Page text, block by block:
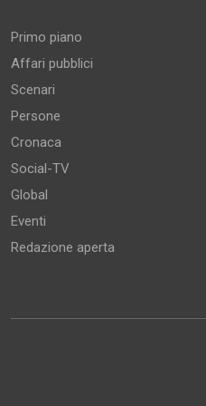
Primo piano
Affari pubblici
Scenari
Persone
Cronaca
Social-TV
Global
Eventi
Redazione aperta